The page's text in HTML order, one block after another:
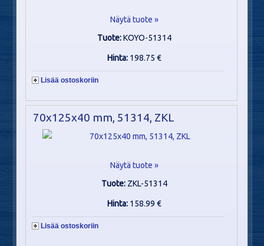
Näytä tuote »
Tuote:KOYO-51314
Hinta: 198.75 €
Lisää ostoskoriin
70x125x40 mm, 51314, ZKL
Näytä tuote »
Tuote: ZKL-51314
Hinta: 158.99 €
Lisää ostoskoriin